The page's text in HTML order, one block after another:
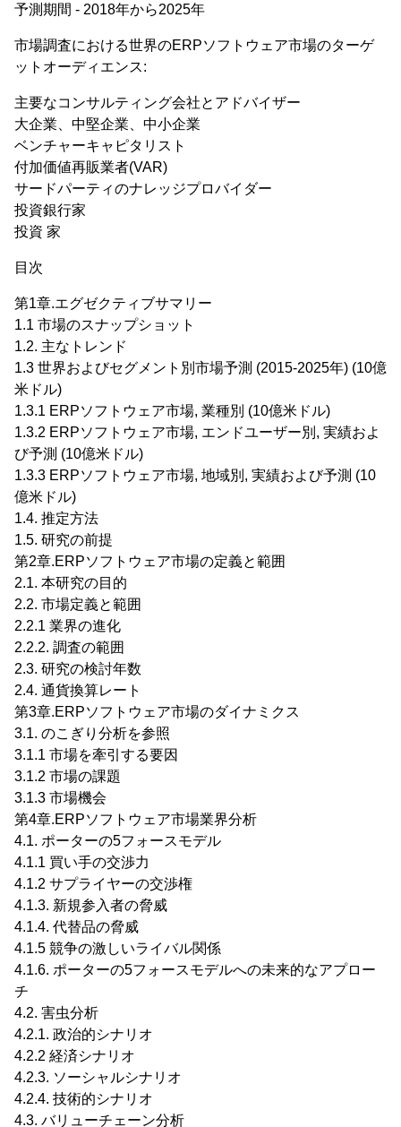
予測期間 - 2018年から2025年
市場調査における世界のERPソフトウェア市場のターゲ
ットオーディエンス:
主要なコンサルティング会社とアドバイザー
大企業、中堅企業、中小企業
ベンチャーキャピタリスト
付加価値再販業者(VAR)
サードパーティのナレッジプロバイダー
投資銀行家
投資 家
目次
第1章.エグゼクティブサマリー
1.1 市場のスナップショット
1.2. 主なトレンド
1.3 世界およびセグメント別市場予測 (2015-2025年) (10億
米ドル)
1.3.1 ERPソフトウェア市場, 業種別 (10億米ドル)
1.3.2 ERPソフトウェア市場, エンドユーザー別, 実績およ
び予測 (10億米ドル)
1.3.3 ERPソフトウェア市場, 地域別, 実績および予測 (10
億米ドル)
1.4. 推定方法
1.5. 研究の前提
第2章.ERPソフトウェア市場の定義と範囲
2.1. 本研究の目的
2.2. 市場定義と範囲
2.2.1 業界の進化
2.2.2. 調査の範囲
2.3. 研究の検討年数
2.4. 通貨換算レート
第3章.ERPソフトウェア市場のダイナミクス
3.1. のこぎり分析を参照
3.1.1 市場を牽引する要因
3.1.2 市場の課題
3.1.3 市場機会
第4章.ERPソフトウェア市場業界分析
4.1. ポーターの5フォースモデル
4.1.1 買い手の交渉力
4.1.2 サプライヤーの交渉権
4.1.3. 新規参入者の脅威
4.1.4. 代替品の脅威
4.1.5 競争の激しいライバル関係
4.1.6. ポーターの5フォースモデルへの未来的なアプロー
チ
4.2. 害虫分析
4.2.1. 政治的シナリオ
4.2.2 経済シナリオ
4.2.3. ソーシャルシナリオ
4.2.4. 技術的シナリオ
4.3. バリューチェーン分析